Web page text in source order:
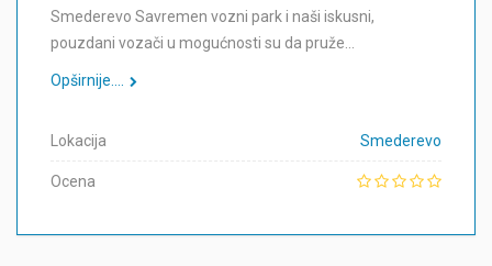
Smederevo Savremen vozni park i naši iskusni,
pouzdani vozači u mogućnosti su da pruže…
Opširnije....
Lokacija Smederevo
Ocena